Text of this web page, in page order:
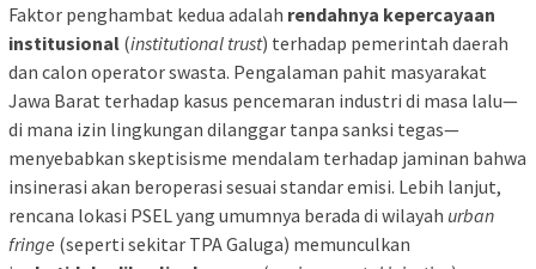
Faktor penghambat kedua adalah rendahnya kepercayaan
institusional (institutional trust) terhadap pemerintah daerah
dan calon operator swasta. Pengalaman pahit masyarakat
Jawa Barat terhadap kasus pencemaran industri di masa lalu—
di mana izin lingkungan dilanggar tanpa sanksi tegas—
menyebabkan skeptisisme mendalam terhadap jaminan bahwa
insinerasi akan beroperasi sesuai standar emisi. Lebih lanjut,
rencana lokasi PSEL yang umumnya berada di wilayah urban
fringe (seperti sekitar TPA Galuga) memunculkan